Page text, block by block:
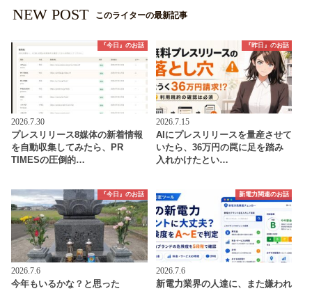
NEW POST このライターの最新記事
『今日』のお話
2026.7.30
プレスリリース8媒体の新着情報
を自動収集してみたら、PR
TIMESの圧倒的…
『昨日』のお話
2026.7.15
AIにプレスリリースを量産させて
いたら、36万円の罠に足を踏み
入れかけたとい…
『今日』のお話
2026.7.6
今年もいるかな？と思った
新電力関連のお話
2026.7.6
新電力業界の人達に、また嫌われ